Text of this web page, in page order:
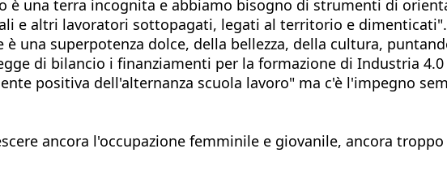
è una terra incognita e abbiamo bisogno di strumenti di
e altri lavoratori sottopagati, legati al territorio e
una superpotenza dolce, della bellezza, della cultura,
di bilancio i finanziamenti per la formazione di Industria
positiva dell'alternanza scuola lavoro" ma c'è l'impegno
ancora l'occupazione femminile e giovanile, ancora